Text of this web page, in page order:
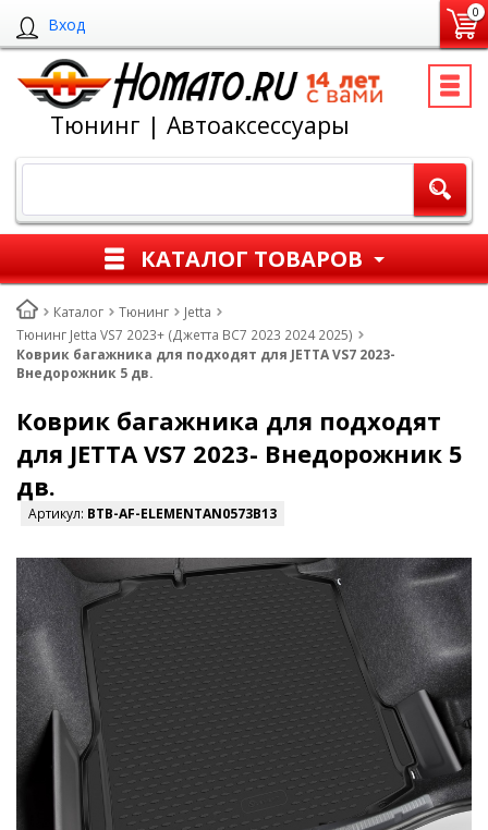
Вход
0
Тюнинг | Автоаксессуары
КАТАЛОГ ТОВАРОВ
Каталог Тюнинг
Jetta
Тюнинг Jetta VS7 2023+ (Джетта ВС7 2023 2024 2025)
Коврик багажника для подходят для JETTA VS7 2023-
Внедорожник 5 дв.
Коврик багажника для подходят
для JETTA VS7 2023- Внедорожник 5
дв.
Артикул: BTB-AF-ELEMENTAN0573B13